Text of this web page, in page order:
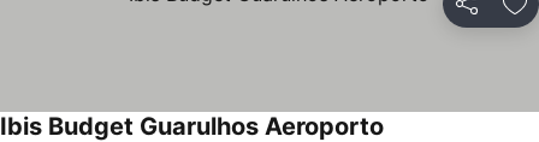
Partilhar
Ibis Budget Guarulhos Aeroporto